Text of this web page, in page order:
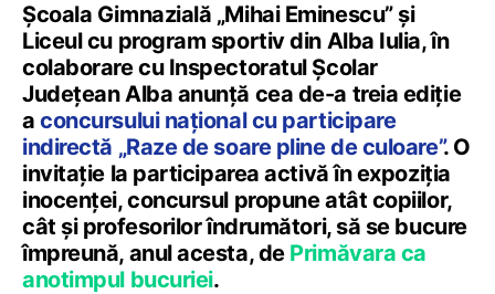
Școala Gimnazială „Mihai Eminescu” și
Liceul cu program sportiv din Alba Iulia, în
colaborare cu Inspectoratul Școlar
Județean Alba anunță cea de-a treia ediție
aconcursului național cu participare
indirectă „Raze de soare pline de culoare”. O
invitație la participarea activă în expoziția
inocenței, concursul propune atât copiilor,
cât și profesorilor îndrumători, să se bucure
împreună, anul acesta, de Primăvara ca
anotimpul bucuriei.